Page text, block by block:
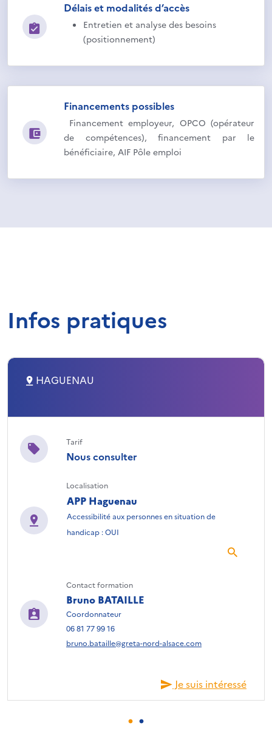
Délais et modalités d’accès
Entretien et analyse des besoins
(positionnement)
Financements possibles
Financement employeur, OPCO (opérateur
de compétences), financement par le
bénéficiaire, AIF Pôle emploi
Infos pratiques
HAGUENAU
Tarif
Nous consulter
Localisation
APP Haguenau
Accessibilité aux personnes en situation de
handicap : OUI
Contact formation
Bruno BATAILLE
Coordonnateur
06 81 77 99 16
bruno.bataille@greta-nord-alsace.com
Je suis intéressé